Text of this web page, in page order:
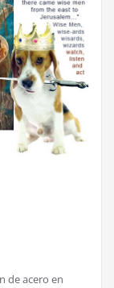
de acero en